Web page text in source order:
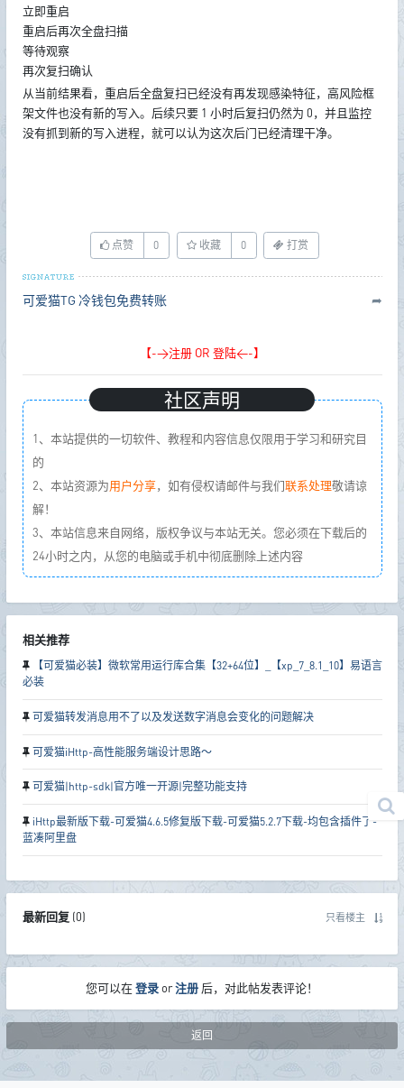
立即重启
重启后再次全盘扫描
等待观察
再次复扫确认
从当前结果看，重启后全盘复扫已经没有再发现感染特征，高风险框
架文件也没有新的写入。后续只要 1 小时后复扫仍然为 0，并且监控
没有抓到新的写入进程，就可以认为这次后门已经清理干净。
点赞 0 收藏 0 打赏
可爱猫TG 冷钱包免费转账 ➦
【->注册 OR 登陆<-】
社区声明
1、本站提供的一切软件、教程和内容信息仅限用于学习和研究目
的
2、本站资源为用户分享，如有侵权请邮件与我们联系处理敬请谅
解！
3、本站信息来自网络，版权争议与本站无关。您必须在下载后的
24小时之内，从您的电脑或手机中彻底删除上述内容
相关推荐
【可爱猫必装】微软常用运行库合集【32+64位】_【xp_7_8.1_10】易语言
必装
可爱猫转发消息用不了以及发送数字消息会变化的问题解决
可爱猫iHttp-高性能服务端设计思路～
可爱猫|http-sdk|官方唯一开源|完整功能支持
iHttp最新版下载-可爱猫4.6.5修复版下载-可爱猫5.2.7下载-均包含插件了-
蓝凑阿里盘
最新回复(0) 只看楼主
您可以在登录or注册 后，对此帖发表评论！
返回